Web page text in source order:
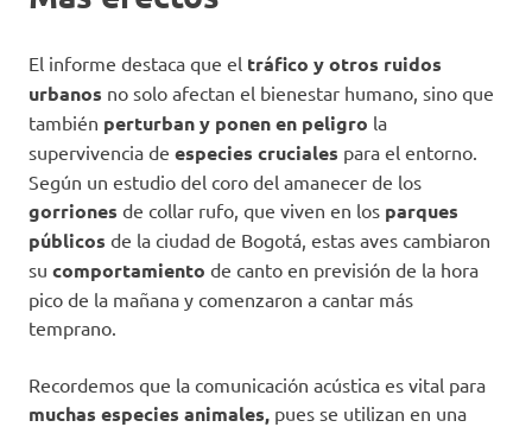
El informe destaca que el tráfico y otros ruidos
urbanos no solo afectan el bienestar humano, sino que
también perturban y ponen en peligro la
supervivencia de especies cruciales para el entorno.
Según un estudio del coro del amanecer de los
gorriones de collar rufo, que viven en los parques
públicos de la ciudad de Bogotá, estas aves cambiaron
su comportamiento de canto en previsión de la hora
pico de la mañana y comenzaron a cantar más
temprano.
Recordemos que la comunicación acústica es vital para
muchas especies animales, pues se utilizan en una